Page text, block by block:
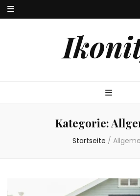
Kategorie:
Startseite /